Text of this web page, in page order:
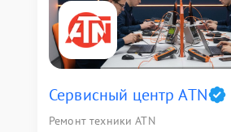
Сервисный центр ATN
Ремонт техники ATN